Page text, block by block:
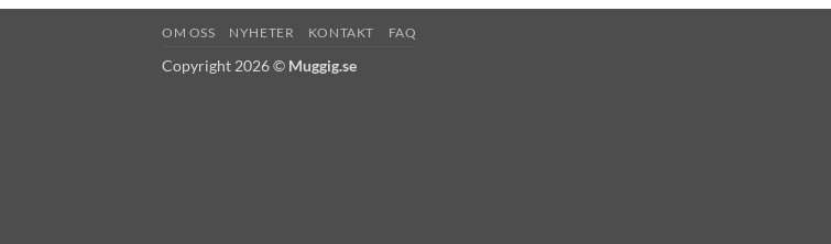
OM OSS NYHETER KONTAKT FAQ
Copyright 2026 © Muggig.se